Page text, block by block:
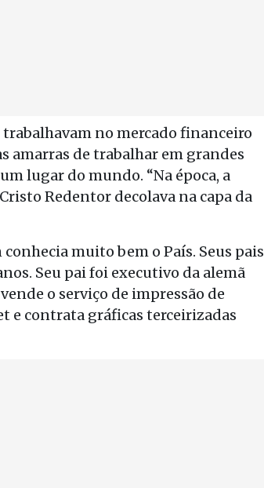
no mercado financeiro
amarras de trabalhar em grandes
lugar do mundo. “Na época, a
Redentor decolava na capa da
muito bem o País. Seus pais
Seu pai foi executivo da alemã
o serviço de impressão de
e contrata gráficas terceirizadas